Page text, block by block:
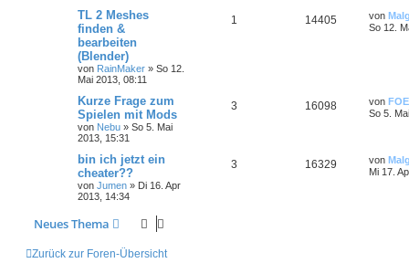
TL 2 Meshes
finden &
bearbeiten
(Blender)
von RainMaker » So 12.
Mai 2013, 08:11
1 14405 von
So 12.
Kurze Frage zum
Spielen mit Mods
von Nebu » So 5. Mai
2013, 15:31
3 16098 von FOE
So 5.
bin ich jetzt ein
cheater??
von Jumen » Di 16. Apr
2013, 14:34
3 16329 von
Mi 17.
Neues Thema
Zurück zur Foren-Übersicht